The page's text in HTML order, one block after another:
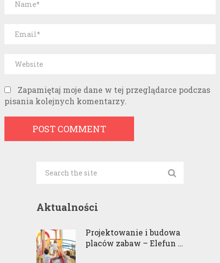
Zapamiętaj moje dane w tej przeglądarce podczas
pisania kolejnych komentarzy.
Aktualności
Projektowanie i budowa
placów zabaw – Elefun …